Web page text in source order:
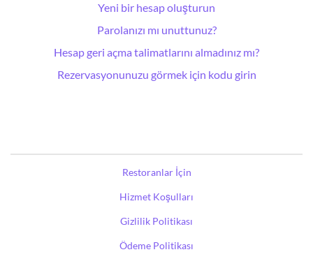
Yeni bir hesap oluşturun
Parolanızı mı unuttunuz?
Hesap geri açma talimatlarını almadınız mı?
Rezervasyonunuzu görmek için kodu girin
Restoranlar İçin
Hizmet Koşulları
Gizlilik Politikası
Ödeme Politikası